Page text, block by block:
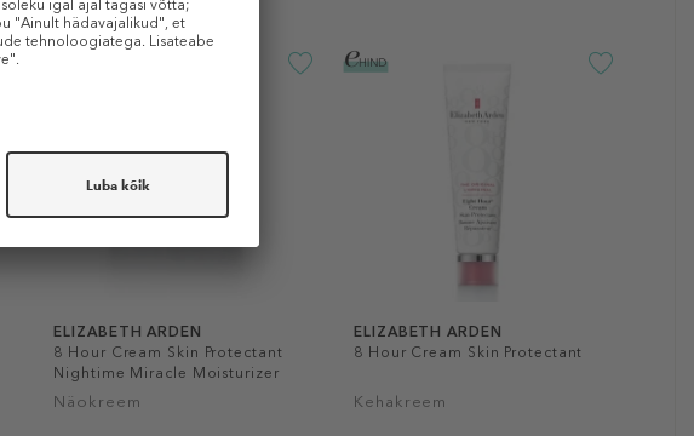
ELIZABETH ARDEN
8 Hour Cream Skin Protectant
Nightime Miracle Moisturizer
Näokreem
ELIZABETH ARDEN
8 Hour Cream Skin Protectant
Kehakreem